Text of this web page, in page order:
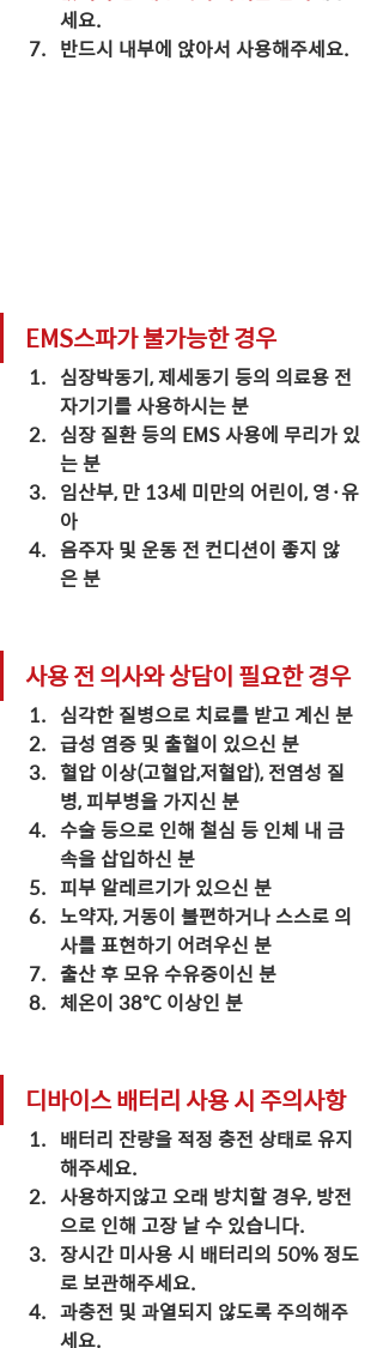
세요.
반드시 내부에 앉아서 사용해주세요.
EMS스파가 불가능한 경우
심장박동기, 제세동기 등의 의료용 전
자기기를 사용하시는 분
심장 질환 등의 EMS 사용에 무리가 있
는 분
임산부, 만 13세 미만의 어린이, 영·유
아
음주자 및 운동 전 컨디션이 좋지 않
은 분
사용 전 의사와 상담이 필요한 경우
심각한 질병으로 치료를 받고 계신 분
급성 염증 및 출혈이 있으신 분
혈압 이상(고혈압,저혈압), 전염성 질
병, 피부병을 가지신 분
수술 등으로 인해 철심 등 인체 내 금
속을 삽입하신 분
피부 알레르기가 있으신 분
노약자, 거동이 불편하거나 스스로 의
사를 표현하기 어려우신 분
출산 후 모유 수유중이신 분
체온이 38℃ 이상인 분
디바이스 배터리 사용 시 주의사항
배터리 잔량을 적정 충전 상태로 유지
해주세요.
사용하지않고 오래 방치할 경우, 방전
으로 인해 고장 날 수 있습니다.
장시간 미사용 시 배터리의 50% 정도
로 보관해주세요.
과충전 및 과열되지 않도록 주의해주
세요.